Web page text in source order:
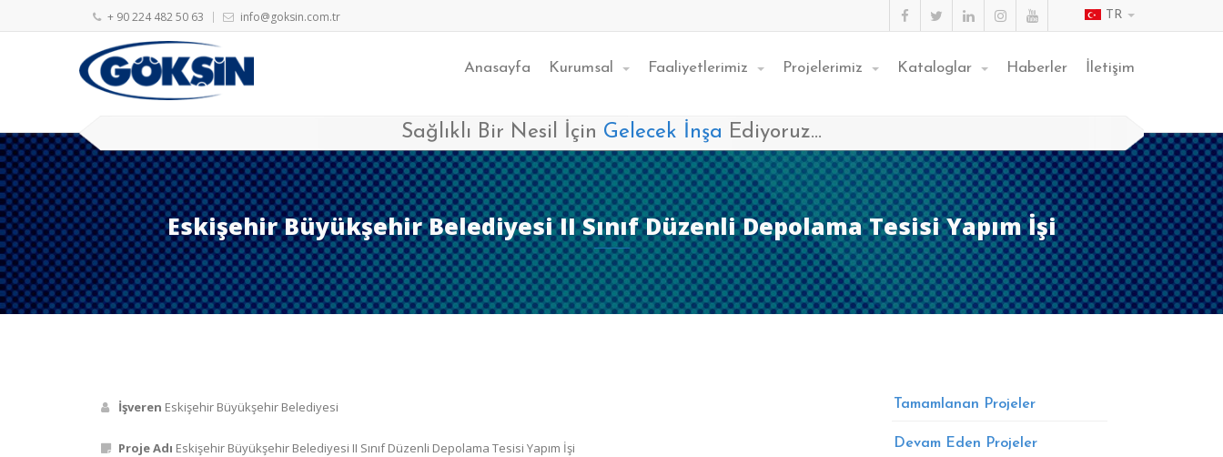
+ 90 224 482 50 63 info@goksin.com.tr TR
Anasayfa Kurumsal Faaliyetlerimiz Projelerimiz Kataloglar Haberler İletişim
Sağlıklı Bir Nesil İçin Gelecek İnşa Ediyoruz...
Eskişehir Büyükşehir Belediyesi II Sınıf Düzenli Depolama Tesisi Yapım İşi
İşveren Eskişehir Büyükşehir Belediyesi
Proje Adı Eskişehir Büyükşehir Belediyesi II Sınıf Düzenli Depolama Tesisi Yapım İşi
Tamamlanan Projeler
Devam Eden Projeler